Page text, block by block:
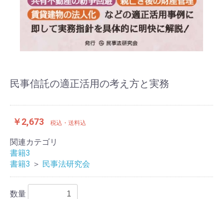
民事信託の適正活用の考え方と実務
￥2,673 税込・送料込
関連カテゴリ
書籍3
書籍3 ＞ 民事法研究会
数量